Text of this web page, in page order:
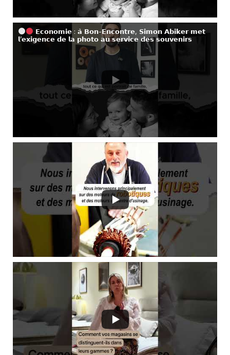
𝗘𝗰𝗼𝗻𝗼𝗺𝗶𝗲 : 𝗮̀ 𝗕𝗼𝗻-𝗘𝗻𝗰𝗼𝗻𝘁𝗿𝗲, 𝗦𝗶𝗺𝗼𝗻 𝗔𝗯𝗶𝗸𝗲𝗿 𝗺𝗲𝘁
𝗹’𝗲𝘅𝗶𝗴𝗲𝗻𝗰𝗲 𝗱𝗲 𝗹𝗮 𝗽𝗵𝗼𝘁𝗼 𝗮𝘂 𝘀𝗲𝗿𝘃𝗶𝗰𝗲 𝗱𝗲𝘀 𝘀𝗼𝘂𝘃𝗲𝗻𝗶𝗿𝘀